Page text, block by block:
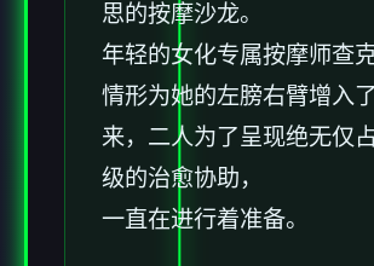
思的按摩沙龙。
年轻的女化专属按摩师查
情形为她的左膀右臂增入
来，二人为了呈现绝无仅
级的治愈协助，
一直在进行着准备。